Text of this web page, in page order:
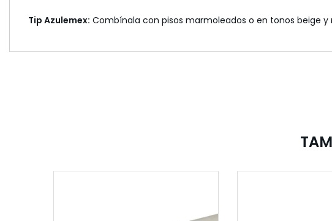
Tip Azulemex: Combínala con pisos marmoleados o en tonos beige